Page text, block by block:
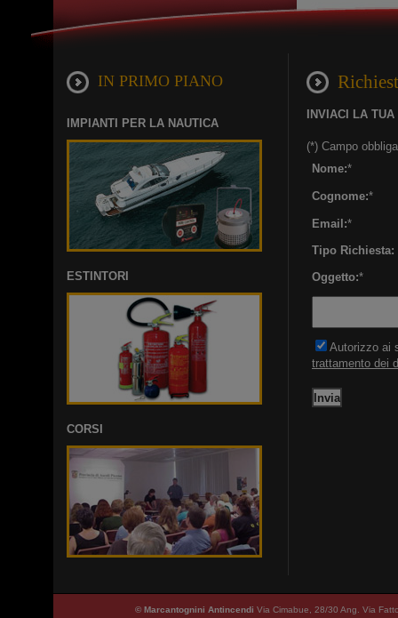
IN PRIMO PIANO
IMPIANTI PER LA NAUTICA
ESTINTORI
CORSI
INVIACI LA
(*) Campo
Nome:*
Cognome:*
Email:*
Tipo Richiesta:
Oggetto:*
Autorizzo ai
trattamento dei
© Marcantognini Antincendi Via Cimabue, 28/30 Ang. Via